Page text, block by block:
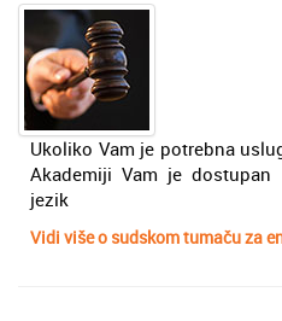
Ukoliko Vam je potrebna
Akademiji Vam je
jezik
Vidi više o sudskom tumaču za